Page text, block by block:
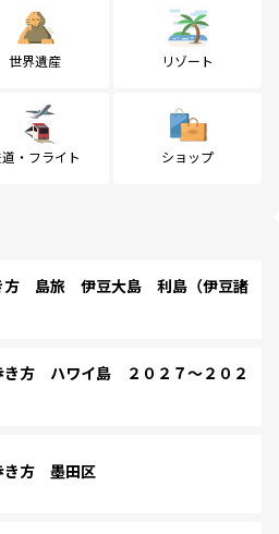
世界遺産 リゾート
・フライト ショップ
方 島旅 伊豆大島 利島（伊豆諸
方 ハワイ島 ２０２７～２０２
き方 墨田区